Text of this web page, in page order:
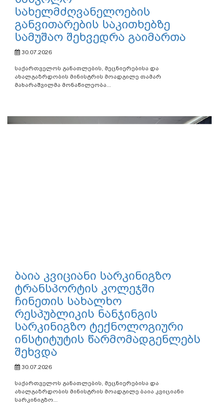
გივი მიქანაძე საქართველოში იაპონიის საგანგებო და...
ახალგაზრდობის მინისტრის მოადგილე თამარ
მახარაშვილმა მონაწილეობა...